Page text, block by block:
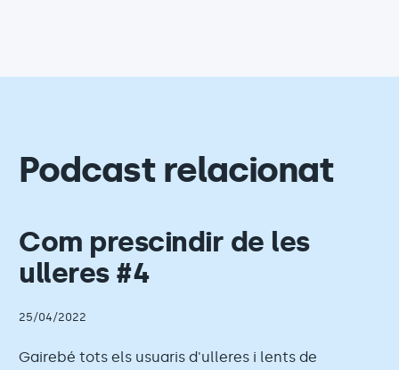
Podcast relacionat
Com prescindir de les
ulleres #4
25/04/2022
Gairebé tots els usuaris d'ulleres i lents de